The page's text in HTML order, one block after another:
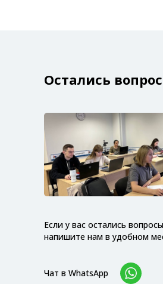
Остались
Если у вас остались
напишите нам в удобном
Чат в WhatsApp